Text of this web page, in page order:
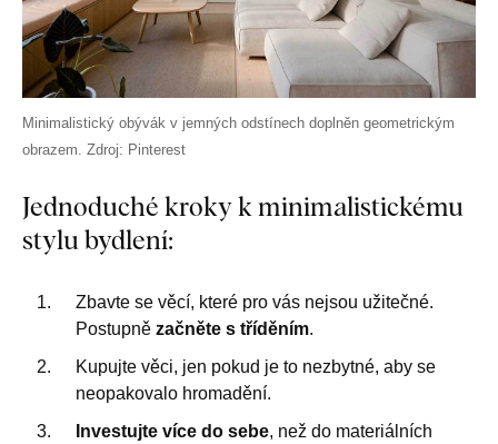
Minimalistický obývák v jemných odstínech doplněn geometrickým
obrazem. Zdroj: Pinterest
Jednoduché kroky k minimalistickému
stylu bydlení:
Zbavte se věcí, které pro vás nejsou užitečné.
Postupně začněte s tříděním.
Kupujte věci, jen pokud je to nezbytné, aby se
neopakovalo hromadění.
Investujte více do sebe, než do materiálních